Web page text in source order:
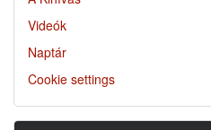
Videók
Naptár
Cookie settings